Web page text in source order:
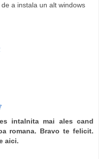
a instala un alt windows
intalnita mai ales cand
romana. Bravo te felicit.
aici.